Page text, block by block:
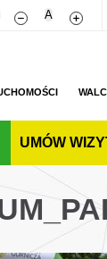
Zmniejsz
A
UMÓW